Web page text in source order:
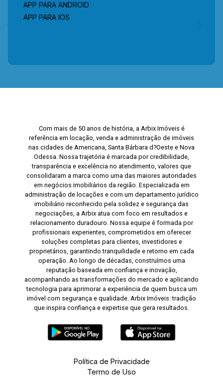
APP PARA ANDROID
APP PARA IOS
Com mais de 50 anos de história, a Arbix Imóveis é
referência em locação, venda e administração de imóveis
nas cidades de Americana, Santa Bárbara d?Oeste e Nova
Odessa. Nossa trajetória é marcada por credibilidade,
transparência e excelência no atendimento, valores que
consolidaram a marca como uma das maiores autoridades
em negócios imobiliários da região. Especializada em
administração de locações e com um departamento jurídico
imobiliário reconhecido pela solidez e segurança das
negociações, a Arbix atua com foco em resultados e
relacionamento duradouro. Nossa equipe é formada por
profissionais experientes, comprometidos em oferecer
soluções completas para clientes, investidores e
proprietários, garantindo tranquilidade e retorno em cada
operação. Ao longo de décadas, construímos uma
reputação baseada em confiança e inovação,
acompanhando as transformações do mercado e aplicando
tecnologia para aprimorar a experiência de quem busca um
imóvel com segurança e qualidade. Arbix Imóveis: tradição
que inspira confiança e expertise que gera resultados.
Política de Privacidade
Termo de Uso